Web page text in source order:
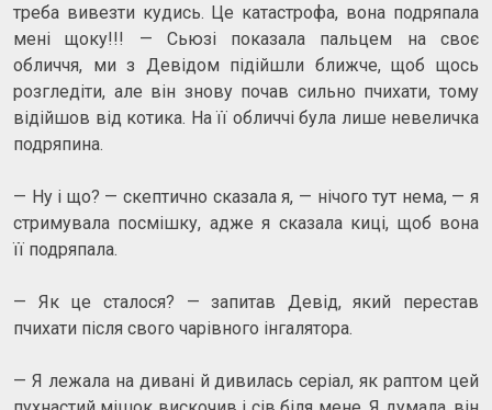
треба вивезти кудись. Це катастрофа, вона подряпала
мені щоку!!! — Сьюзі показала пальцем на своє
обличчя, ми з Девідом підійшли ближче, щоб щось
розгледіти, але він знову почав сильно пчихати, тому
відійшов від котика. На її обличчі була лише невеличка
подряпина.
— Ну і що? — скептично сказала я, — нічого тут нема, — я
стримувала посмішку, адже я сказала киці, щоб вона
її подряпала.
— Як це сталося? — запитав Девід, який перестав
пчихати після свого чарівного інгалятора.
— Я лежала на дивані й дивилась серіал, як раптом цей